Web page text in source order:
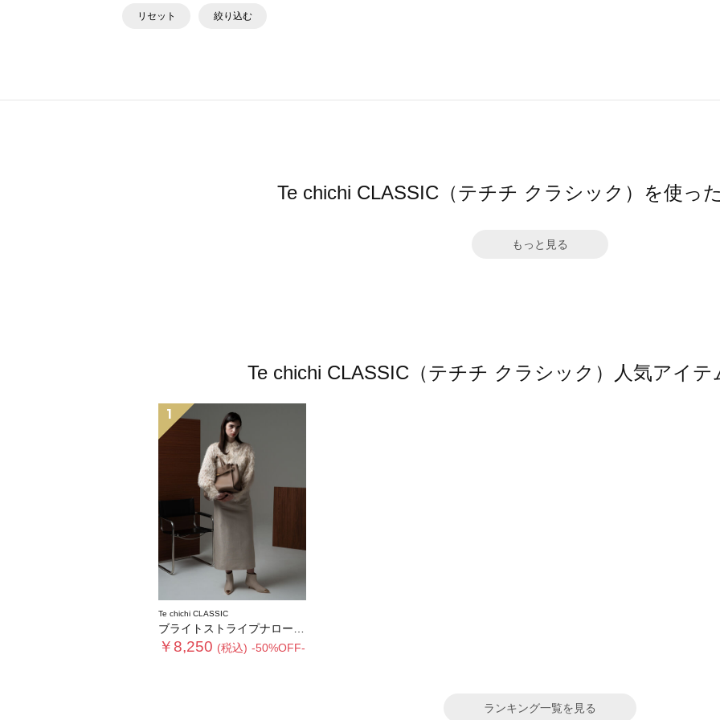
リセット 絞り込む
Te chichi CLASSIC（テチチ クラシック）を使っ
もっと見る
Te chichi CLASSIC（テチチ クラシック）人気アイ
1
Te chichi CLASSIC
ブライトストライプナロースカート《2025winter catalog item》
￥8,250 (税込) -50%OFF-
ランキング一覧を見る